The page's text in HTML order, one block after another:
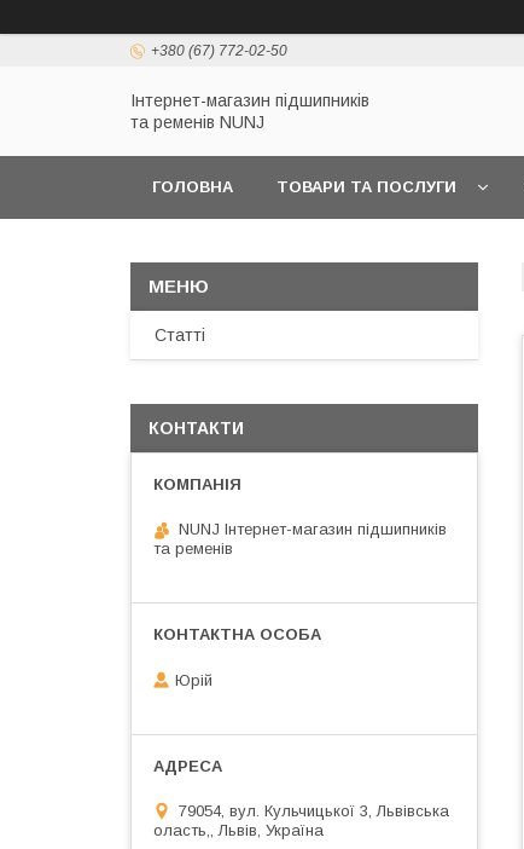
+380 (67) 772-02-50
Інтернет-магазин підшипників
та ременів NUNJ
ГОЛОВНА ТОВАРИ ТА ПОСЛУГИ
Статті
КОНТАКТИ
NUNJ Інтернет-магазин підшипників
та ременів
Юрій
79054, вул. Кульчицької 3, Львівська
оласть,, Львів, Україна